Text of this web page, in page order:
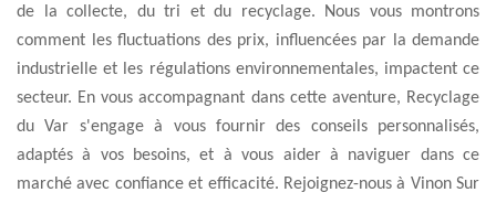
de la collecte, du tri et du recyclage. Nous vous montrons
comment les fluctuations des prix, influencées par la demande
industrielle et les régulations environnementales, impactent ce
secteur. En vous accompagnant dans cette aventure, Recyclage
du Var s'engage à vous fournir des conseils personnalisés,
adaptés à vos besoins, et à vous aider à naviguer dans ce
marché avec confiance et efficacité. Rejoignez-nous à Vinon Sur